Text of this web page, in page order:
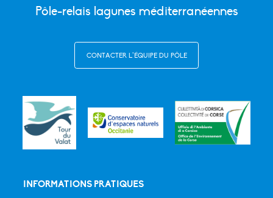
Pôle-relais lagunes méditerranéennes
CONTACTER L’ÉQUIPE DU PÔLE
INFORMATIONS PRATIQUES